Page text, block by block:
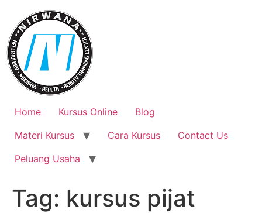
content
Home Kursus Online
Blog
Materi Kursus
Cara Kursus
Contact Us
Peluang Usaha
Tag: kursus pijat